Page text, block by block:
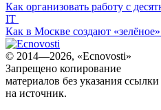
Как организовать работу с
IT
Как в Москве создают
© 2014—2026, «Ecnovosti»
Запрещено копирование
материалов без указания ссылки
на источник.